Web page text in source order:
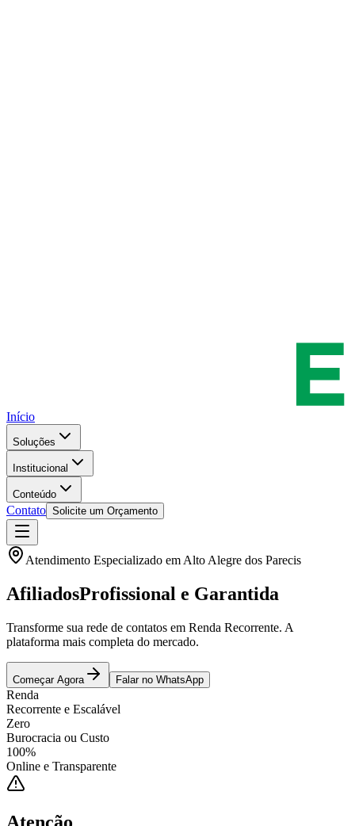
Início
Soluções
Institucional
Conteúdo
Contato Solicite um Orçamento
Atendimento Especializado em Alto Alegre dos Parecis
AfiliadosProfissional e Garantida
Transforme sua rede de contatos em Renda Recorrente. A
plataforma mais completa do mercado.
Começar Agora Falar no WhatsApp
Renda
Recorrente e Escalável
Zero
Burocracia ou Custo
100%
Online e Transparente
Atenção